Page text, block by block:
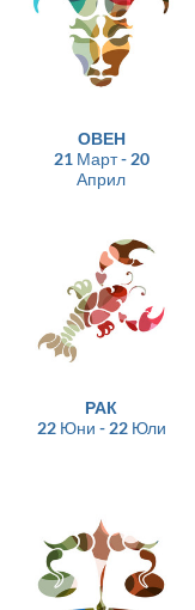
ОВЕН
21 Март - 20
Април
РАК
22 Юни - 22 Юли